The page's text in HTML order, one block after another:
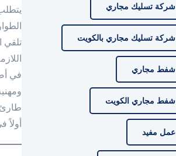
تلقي
في
طارئ
شركة تسليك مجاري
شركة تسليك مجاري بالكويت
شفط مجاري
شفط مجاري الكويت
عمل مفيد